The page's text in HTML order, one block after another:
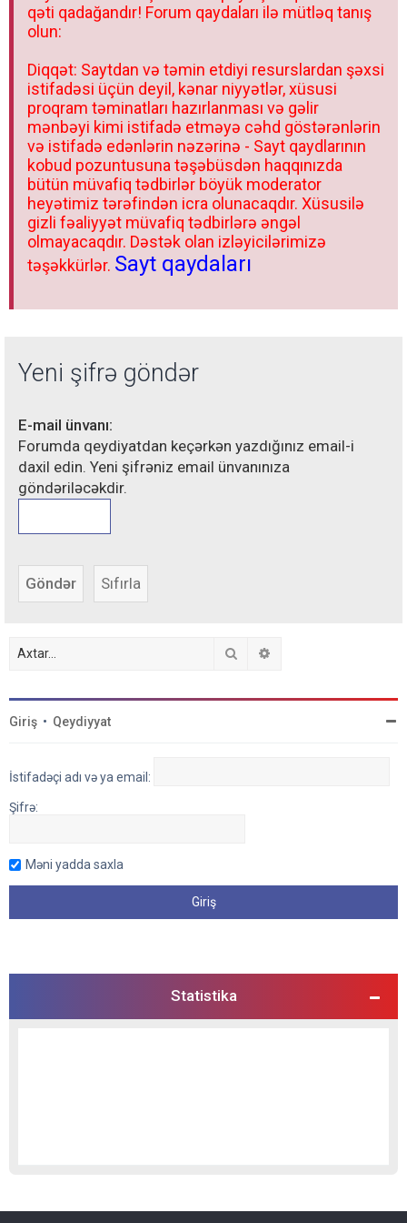
qəti qadağandır! Forum qaydaları ilə mütləq tanış
olun:
Diqqət: Saytdan və təmin etdiyi resurslardan şəxsi
istifadəsi üçün deyil, kənar niyyətlər, xüsusi
proqram təminatları hazırlanması və gəlir
mənbəyi kimi istifadə etməyə cəhd göstərənlərin
və istifadə edənlərin nəzərinə - Sayt qaydlarının
kobud pozuntusuna təşəbüsdən haqqınızda
bütün müvafiq tədbirlər böyük moderator
heyətimiz tərəfindən icra olunacaqdır. Xüsusilə
gizli fəaliyyət müvafiq tədbirlərə əngəl
olmayacaqdır. Dəstək olan izləyicilərimizə
təşəkkürlər. Sayt qaydaları
Yeni şifrə göndər
E-mail ünvanı:
Forumda qeydiyatdan keçərkən yazdığınız email-i
daxil edin. Yeni şifrəniz email ünvanınıza
göndəriləcəkdir.
Axtar
Giriş • Qeydiyyat
İstifadəçi adı və ya email:
Şifrə:
Məni yadda saxla
Statistika